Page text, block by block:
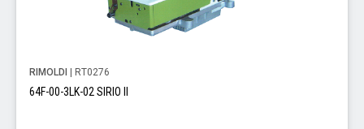
RIMOLDI | RT0276
64F-00-3LK-02 SIRIO II